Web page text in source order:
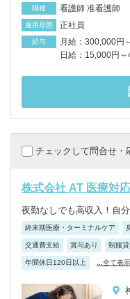
職種 看護師 准看護師
雇用形態 正社員
給与
月給：300,000円
日給：15,000円～
チェックして問合せ・
株式会社 AT 医療対
夜勤なしでも高収入！自
終末期医療・ターミナルケア
交通費支給 賞与あり 制服
年間休日120日以上 ...全て表示